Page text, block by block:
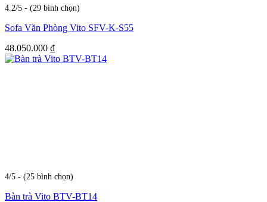
4.2/5 - (29 bình chọn)
Sofa Văn Phòng Vito SFV-K-S55
48.050.000 ₫
4/5 - (25 bình chọn)
Bàn trà Vito BTV-BT14